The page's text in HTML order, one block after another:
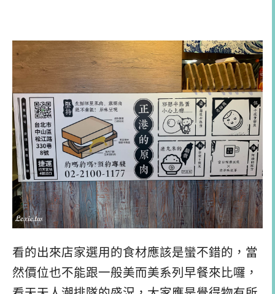
看的出來店家選用的食材應該是蠻不錯的，當
然價位也不能跟一般美而美系列早餐來比囉，